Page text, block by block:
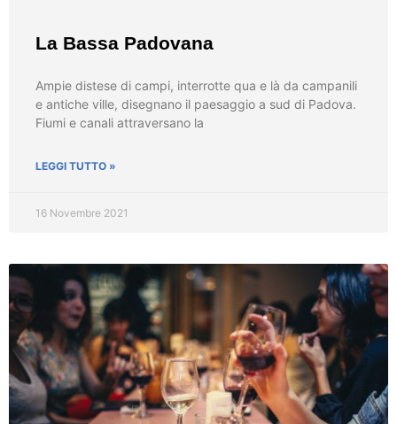
La Bassa Padovana
Ampie distese di campi, interrotte qua e là da campanili
e antiche ville, disegnano il paesaggio a sud di Padova.
Fiumi e canali attraversano la
LEGGI TUTTO »
16 Novembre 2021